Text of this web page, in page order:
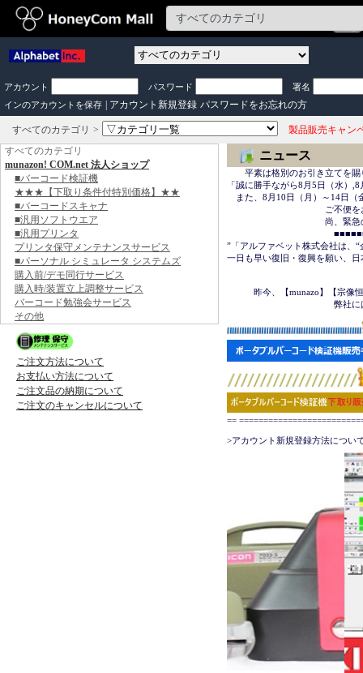
アカウント パスワード
署名
インのアカウントを保存
アカウント新規登録 パスワードをお忘れの方
すべてのカテゴリ
製品販売キャン
すべてのカテゴリ
munazon! COM.net 法人ショップ
■バーコード検証機
★★★【下取り条件付特別価格】★★
■バーコードスキャナ
■汎用ソフトウエア
■汎用プリンタ
プリンタ保守メンテナンスサービス
■パーソナル シミュレータ システムズ
購入前/デモ同行サービス
購入時/装置立上調整サービス
バーコード勉強会サービス
その他
ご注文方法について
お支払い方法について
ご注文品の納期について
ご注文のキャンセルについて
ニュース
平素は格別のお引き立てを賜
「誠に勝手ながら8月5日（水）
また、8月10日（月）～14日（
ご不便をおかけ致しま
尚、緊急の場合は
■■■■■■＜＜     応援
”「アルファベット株式会社は、
一日も早い復旧・復興を願い、
昨今、【munazo】【宗像恒憲
弊社には一切関係はご
==
>アカウント新規登録方法につい